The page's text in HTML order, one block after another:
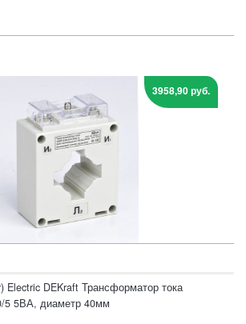
3958,90 руб.
Electric DEKraft Трансформатор тока
5 5ВА, диаметр 40мм